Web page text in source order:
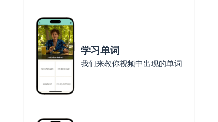
学习单词
我们来教你视频中出现的单词